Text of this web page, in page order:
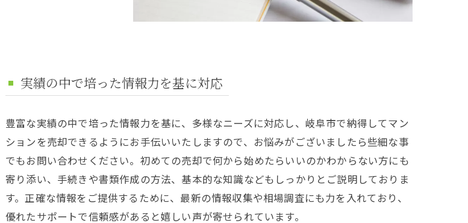
実績の中で培った情報力を基に対応
豊富な実績の中で培った情報力を基に、多様なニーズに対応し、岐阜市で納得してマン
ションを売却できるようにお手伝いいたしますので、お悩みがございましたら些細な事
でもお問い合わせください。初めての売却で何から始めたらいいのかわからない方にも
寄り添い、手続きや書類作成の方法、基本的な知識などもしっかりとご説明しておりま
す。正確な情報をご提供するために、最新の情報収集や相場調査にも力を入れており、
優れたサポートで信頼感があると嬉しい声が寄せられています。